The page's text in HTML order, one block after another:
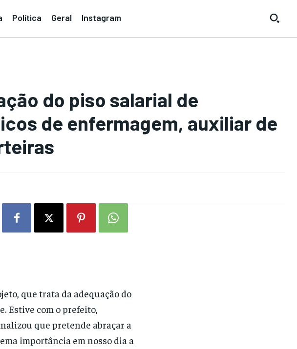
Política Geral Instagram
do piso salarial de
de enfermagem, auxiliar de
que trata da adequação do
Estive com o prefeito,
que pretende abraçar a
importância em nosso dia a